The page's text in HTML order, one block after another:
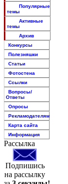
Популярные
темы
Активные
темы
Архив
Конкурсы
Полезняшки
Статьи
Фотостена
Ссылки
Вопросы/
Ответы
Опросы
Рекламодателям
Карта сайта
Информация
Рассылка
Подпишись
на рассылку